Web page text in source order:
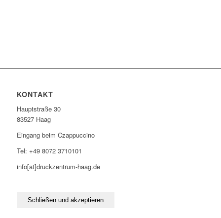
KONTAKT
Hauptstraße 30
83527 Haag
Eingang beim Czappuccino
Tel: +49 8072 3710101
info[at]druckzentrum-haag.de